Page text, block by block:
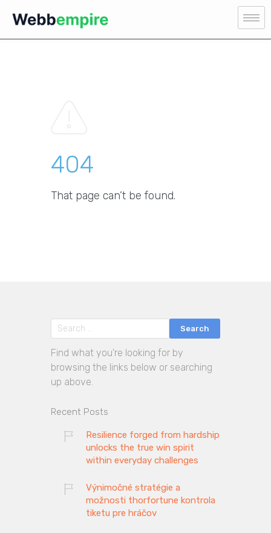
404
That page can’t be found.
Find what you're looking for by
browsing the links below or searching
up above.
Recent Posts
Resilience forged from hardship
unlocks the true win spirit
within everyday challenges
Výnimočné stratégie a
možnosti thorfortune kontrola
tiketu pre hráčov